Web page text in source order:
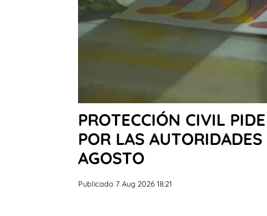
PROTECCIÓN CIVIL
POR LAS
AGOSTO
Publicado 7 Aug 2026 18:21